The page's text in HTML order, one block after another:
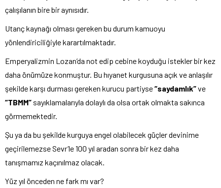
çalışılanın bire bir aynısıdır.
Utanç kaynağı olması gereken bu durum kamuoyu
yönlendiriciliğiyle karartılmaktadır.
Emperyalizmin Lozan’da not edip cebine koyduğu istekler bir kez
daha önümüze konmuştur. Bu hıyanet kurgusuna açık ve anlaşılır
şekilde karşı durması gereken kurucu partiyse“saydamlık”ve
“TBMM” sayıklamalarıyla dolaylı da olsa ortak olmakta sakınca
görmemektedir.
Şu ya da bu şekilde kurguya engel olabilecek güçler devinime
geçirilemezse Sevr’le 100 yıl aradan sonra bir kez daha
tanışmamız kaçınılmaz olacak.
Yüz yıl önceden ne fark mı var?